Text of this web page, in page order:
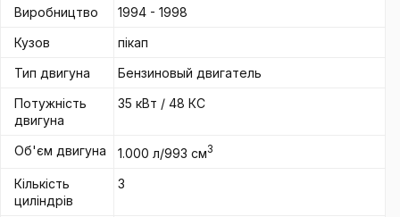
Виробництво
1994 - 1998
Кузов
пікап
Тип двигуна
Бензиновый двигатель
Потужність
двигуна
35 кВт / 48 КС
Об'єм двигуна 1.000 л/993 см3
Кількість
циліндрів
3